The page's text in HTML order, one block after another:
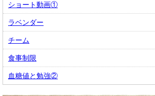
ショート動画①
ラベンダー
チーム
食事制限
血糖値と勉強②